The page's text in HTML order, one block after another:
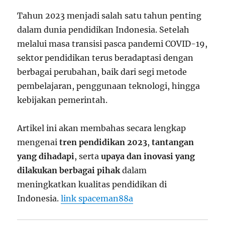
Tahun 2023 menjadi salah satu tahun penting
dalam dunia pendidikan Indonesia. Setelah
melalui masa transisi pasca pandemi COVID-19,
sektor pendidikan terus beradaptasi dengan
berbagai perubahan, baik dari segi metode
pembelajaran, penggunaan teknologi, hingga
kebijakan pemerintah.
Artikel ini akan membahas secara lengkap
mengenaitren pendidikan 2023,tantangan
yang dihadapi , sertaupaya dan inovasi yang
dilakukan berbagai pihak dalam
meningkatkan kualitas pendidikan di
Indonesia.link spaceman88a